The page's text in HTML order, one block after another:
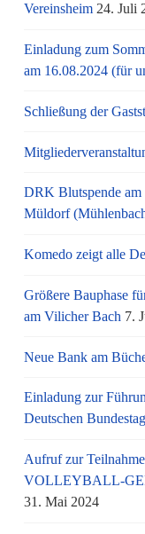
Vereinsheim 24. Juli
Einladung zum
am 16.08.2024 (für
Schließung der
DRK Blutspende
Müldorf
Komedo zeigt alle
Größere Bauphase
am Vi­li­cher Bach 7.
Neue Bank am
Einladung zur
Deutschen
Aufruf zur
VOLLEYBALL-
31. Mai 2024